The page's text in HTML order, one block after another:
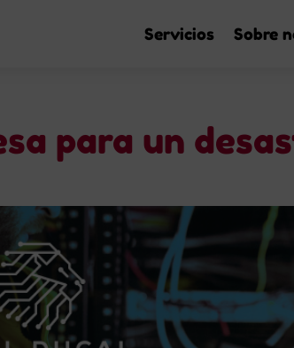
Servicios Sobre
para un